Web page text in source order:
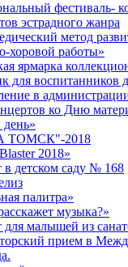
фестиваль-
эстрадного жанра
метод
хоровой работы»
ярмарка
для воспитанников
в
ко Дню
ТОМСК"-2018
2018»
в детском саду № 168
палитра»
музыка?»
для малышей из
прием в